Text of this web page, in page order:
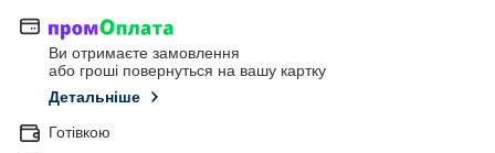
Ви отримаєте замовлення
або гроші повернуться на вашу картку
Детальніше
Готівкою